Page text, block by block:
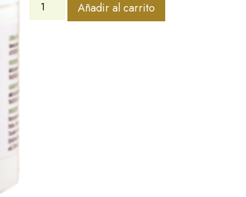
Añadir al carrito